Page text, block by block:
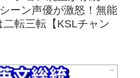
ーン声優が激怒！無能
転三転【KSLチャン